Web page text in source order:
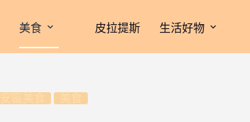
美食 皮拉提斯 生活好物